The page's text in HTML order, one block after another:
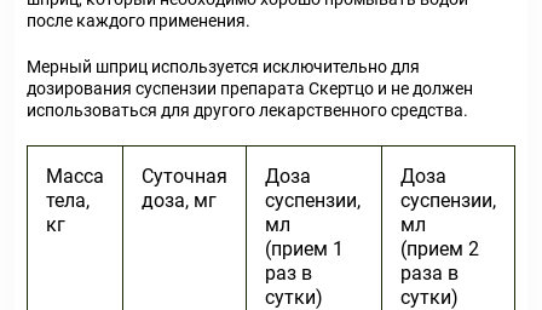
после каждого применения.
Мерный шприц используется исключительно для
дозирования суспензии препарата Скертцо и не должен
использоваться для другого лекарственного средства.
Масса
тела,
кг
Суточная
доза, мг
Доза
суспензии,
мл
(прием 1
раз в
сутки)
Доза
суспензии,
мл
(прием 2
раза в
сутки)